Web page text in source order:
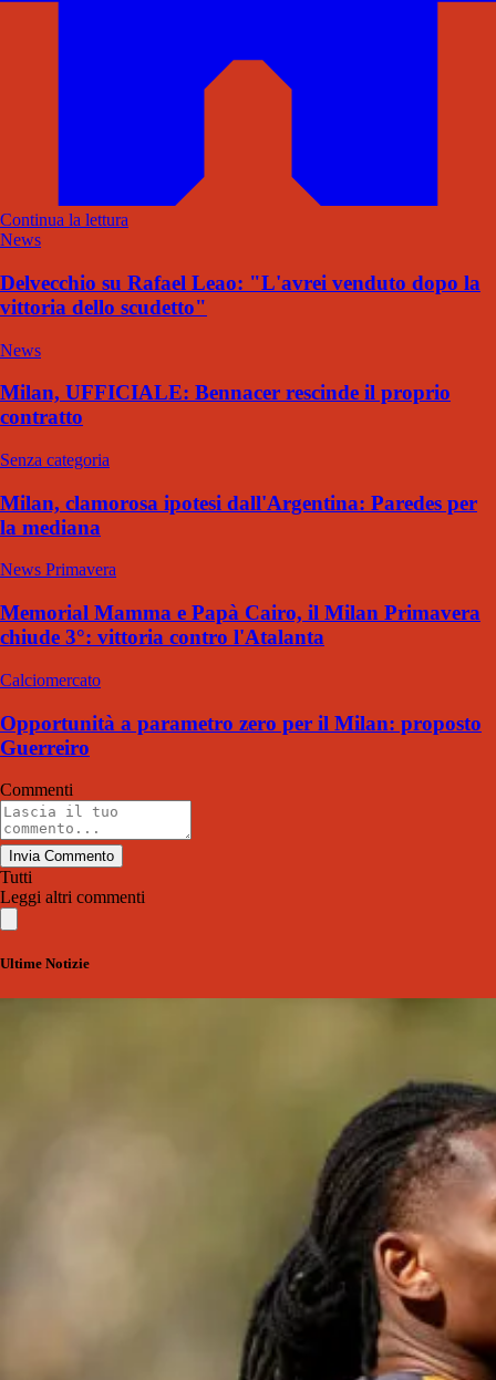
Continua la lettura
News
Delvecchio su Rafael Leao: "L'avrei venduto dopo la
vittoria dello scudetto"
News
Milan, UFFICIALE: Bennacer rescinde il proprio
contratto
Senza categoria
Milan, clamorosa ipotesi dall'Argentina: Paredes per
la mediana
News Primavera
Memorial Mamma e Papà Cairo, il Milan Primavera
chiude 3°: vittoria contro l'Atalanta
Calciomercato
Opportunità a parametro zero per il Milan: proposto
Guerreiro
Commenti
Invia Commento
Tutti
Leggi altri commenti
Ultime Notizie